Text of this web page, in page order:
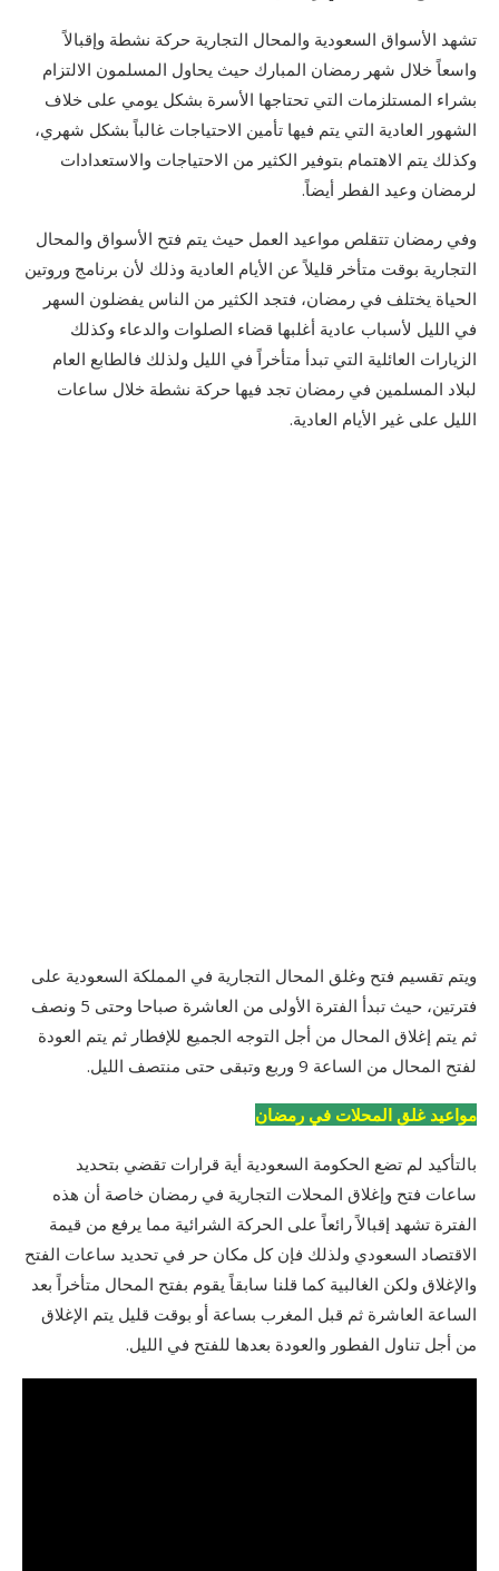
تشهد الأسواق السعودية والمحال التجارية حركة نشطة وإقبالاً
واسعاً خلال شهر رمضان المبارك حيث يحاول المسلمون الالتزام
بشراء المستلزمات التي تحتاجها الأسرة بشكل يومي على خلاف
الشهور العادية التي يتم فيها تأمين الاحتياجات غالباً بشكل شهري،
وكذلك يتم الاهتمام بتوفير الكثير من الاحتياجات والاستعدادات
لرمضان وعيد الفطر أيضاً.
وفي رمضان تتقلص مواعيد العمل حيث يتم فتح الأسواق والمحال
التجارية بوقت متأخر قليلاً عن الأيام العادية وذلك لأن برنامج وروتين
الحياة يختلف في رمضان، فتجد الكثير من الناس يفضلون السهر
في الليل لأسباب عادية أغلبها قضاء الصلوات والدعاء وكذلك
الزيارات العائلية التي تبدأ متأخراً في الليل ولذلك فالطابع العام
لبلاد المسلمين في رمضان تجد فيها حركة نشطة خلال ساعات
الليل على غير الأيام العادية.
ويتم تقسيم فتح وغلق المحال التجارية في المملكة السعودية على
فترتين، حيث تبدأ الفترة الأولى من العاشرة صباحا وحتى 5 ونصف
ثم يتم إغلاق المحال من أجل التوجه الجميع للإفطار ثم يتم العودة
لفتح المحال من الساعة 9 وربع وتبقى حتى منتصف الليل.
مواعيد غلق المحلات في رمضان
بالتأكيد لم تضع الحكومة السعودية أية قرارات تقضي بتحديد
ساعات فتح وإغلاق المحلات التجارية في رمضان خاصة أن هذه
الفترة تشهد إقبالاً رائعاً على الحركة الشرائية مما يرفع من قيمة
الاقتصاد السعودي ولذلك فإن كل مكان حر في تحديد ساعات الفتح
والإغلاق ولكن الغالبية كما قلنا سابقاً يقوم بفتح المحال متأخراً بعد
الساعة العاشرة ثم قبل المغرب بساعة أو بوقت قليل يتم الإغلاق
من أجل تناول الفطور والعودة بعدها للفتح في الليل.